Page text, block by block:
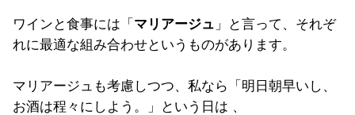
ワインと食事には「 マリアージュ 」と言って、それぞ
れに最適な組み合わせというものがあります。
マリアージュも考慮しつつ、私なら「明日朝早いし、
お酒は程々にしよう。」という日は 、